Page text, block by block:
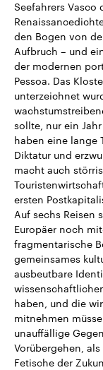
Seefahrers Vasco
den Bogen von
Aufbruch – und
der modernen
Pessoa. Das
unterzeichnet
sollte, nur ein
haben eine lange
Diktatur und
macht auch
ersten
Auf sechs Reisen
Europäer noch
fragmentarische
gemeinsames
ausbeutbare
haben, und die
mitnehmen
unauffällige
Vorübergehen,
Fetische der